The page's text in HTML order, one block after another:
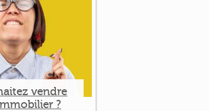
vendre
?